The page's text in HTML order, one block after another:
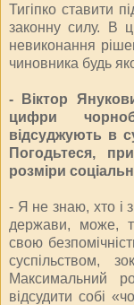
Тигіпко ставити
законну силу. В
невиконання
чиновника будь
- Віктор
цифри
відсуджують в
Погодьтеся,
розміри
- Я не знаю, хто і
держави, може,
свою
суспільством,
Максимальний
відсудити собі